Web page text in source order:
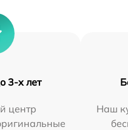
3-х лет
центр
Наш